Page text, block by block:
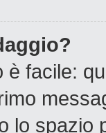
è facile:
lo spazio